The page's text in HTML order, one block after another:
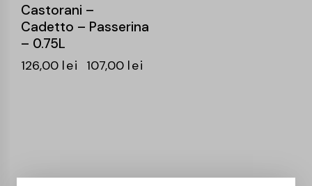
Castorani –
Cadetto – Passerina
– 0.75L
126,00 lei 107,00 lei